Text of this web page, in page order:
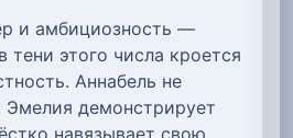
и амбициозность —
тени этого числа кроется
Аннабель не
Эмелия демонстрирует
навязывает свою